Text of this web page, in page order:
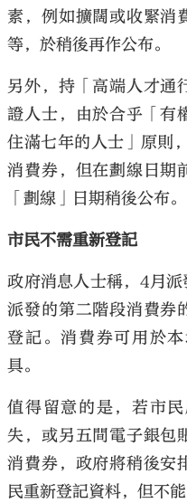
素，例如擴闊或收緊消
等，於稍後再作公布。
另外，持「高端人才通
證人士，由於合乎「有
住滿七年的人士」原則
消費券，但在劃線日期
「劃線」日期稍後公布。
市民不需重新登記
政府消息人士稱，4月
派發的第二階段消費券
登記。消費券可用於
具。
值得留意的是，若市
失，或另五間電子銀包
消費券，政府將稍後安
民重新登記資料，但不能